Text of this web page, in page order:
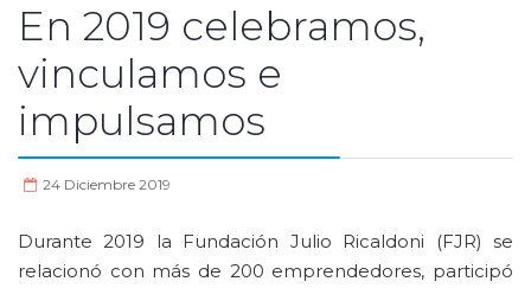
En 2019 celebramos,
vinculamos e
impulsamos
24 Diciembre 2019
Durante 2019 la Fundación Julio Ricaldoni (FJR) se
relacionó con más de 200 emprendedores, participó